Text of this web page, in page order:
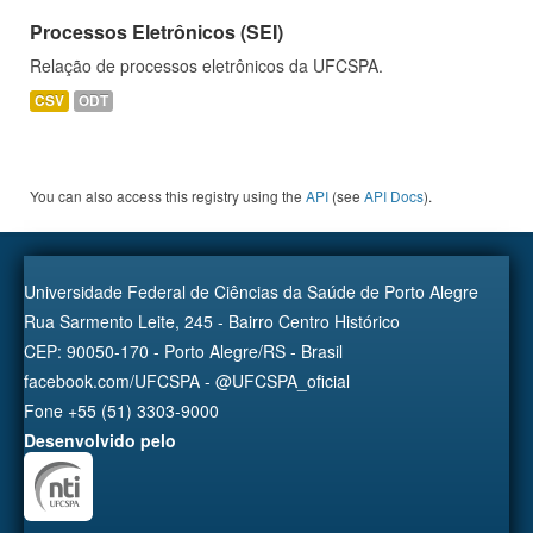
Processos Eletrônicos (SEI)
Relação de processos eletrônicos da UFCSPA.
CSV ODT
You can also access this registry using the API (see API Docs).
Universidade Federal de Ciências da Saúde de Porto Alegre
Rua Sarmento Leite, 245 - Bairro Centro Histórico
CEP: 90050-170 - Porto Alegre/RS - Brasil
facebook.com/UFCSPA - @UFCSPA_oficial
Fone +55 (51) 3303-9000
Desenvolvido pelo